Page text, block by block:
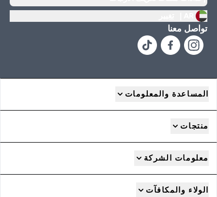
تواصل معنا
المساعدة والمعلومات
منتجات
معلومات الشركة
الولاء والمكافآت